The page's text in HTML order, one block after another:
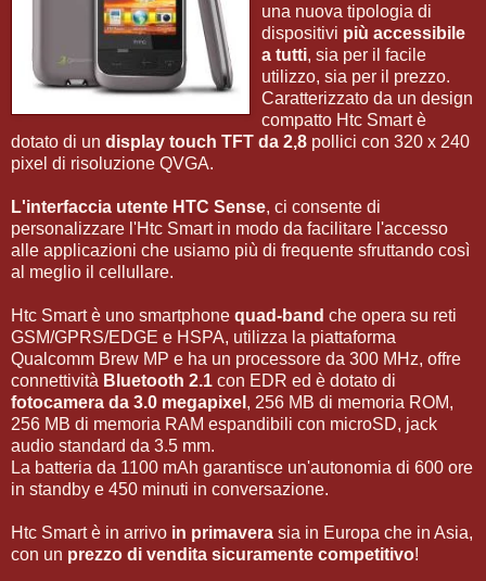
una nuova tipologia di
dispositivi più accessibile
a tutti, sia per il facile
utilizzo, sia per il prezzo.
Caratterizzato da un design
compatto Htc Smart è
dotato di un display touch TFT da 2,8 pollici con 320 x 240
pixel di risoluzione QVGA.
L'interfaccia utente HTC Sense, ci consente di
personalizzare l'Htc Smart in modo da facilitare l'accesso
alle applicazioni che usiamo più di frequente sfruttando così
al meglio il cellullare.
Htc Smart è uno smartphone quad-band che opera su reti
GSM/GPRS/EDGE e HSPA, utilizza la piattaforma
Qualcomm Brew MP e ha un processore da 300 MHz, offre
connettività Bluetooth 2.1 con EDR ed è dotato di
fotocamera da 3.0 megapixel , 256 MB di memoria ROM,
256 MB di memoria RAM espandibili con microSD, jack
audio standard da 3.5 mm.
La batteria da 1100 mAh garantisce un'autonomia di 600 ore
in standby e 450 minuti in conversazione.
Htc Smart è in arrivo in primavera sia in Europa che in Asia,
con un prezzo di vendita sicuramente competitivo!